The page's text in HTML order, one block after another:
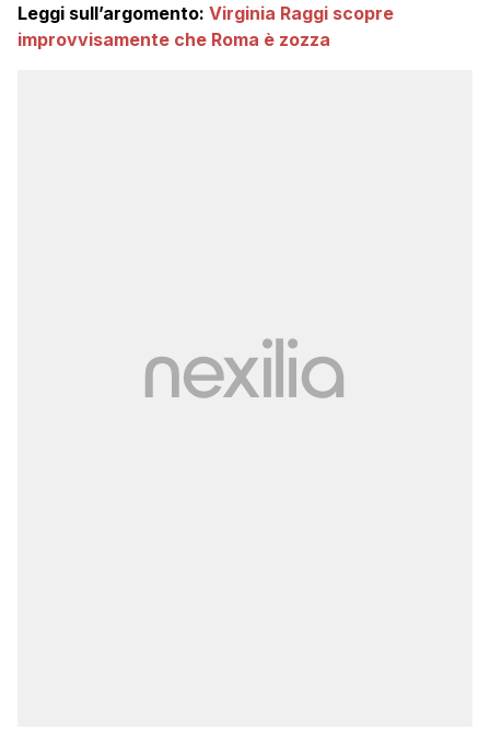
Leggi sull’argomento: Virginia Raggi scopre
improvvisamente che Roma è zozza